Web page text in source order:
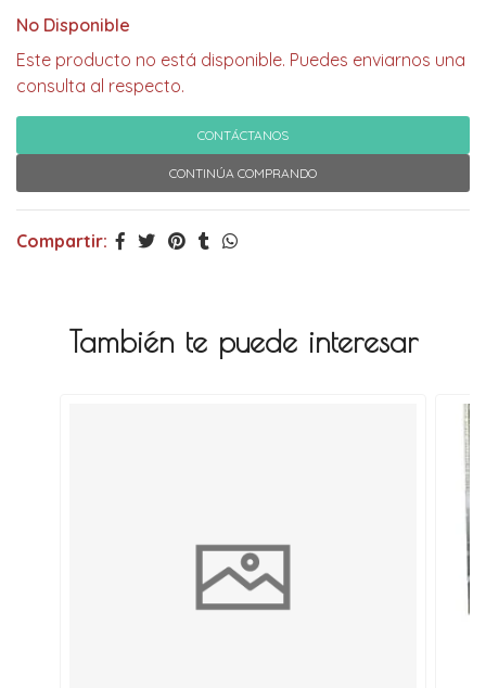
No Disponible
Este producto no está disponible. Puedes enviarnos una
consulta al respecto.
CONTÁCTANOS
CONTINÚA COMPRANDO
Compartir:
También te puede interesar